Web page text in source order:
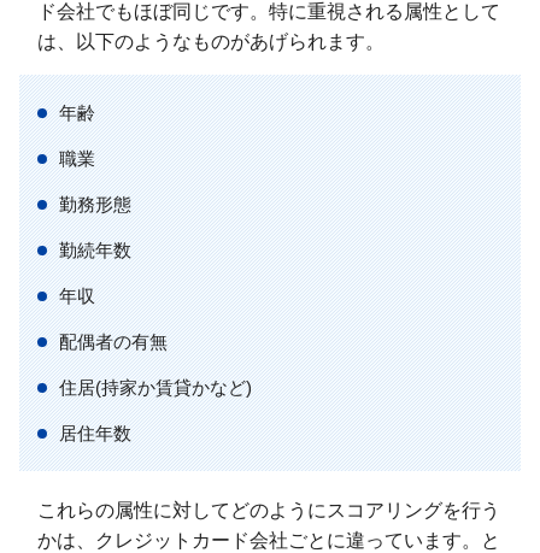
ド会社でもほぼ同じです。特に重視される属性として
は、以下のようなものがあげられます。
年齢
職業
勤務形態
勤続年数
年収
配偶者の有無
住居(持家か賃貸かなど)
居住年数
これらの属性に対してどのようにスコアリングを行う
かは、クレジットカード会社ごとに違っています。と